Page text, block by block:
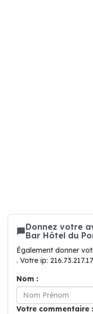
Donnez votre
Bar Hôtel du
Également donner
. Votre ip:
Nom :
Votre commentaire :